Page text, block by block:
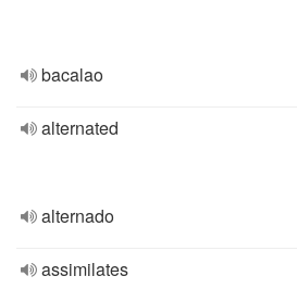
bacalao
alternated
alternado
assimilates